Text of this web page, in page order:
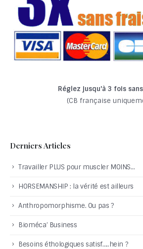
Réglez jusqu'à 3 fois
(CB française
Derniers Articles
Travailler PLUS pour muscler MOINS…
HORSEMANSHIP : la vérité est ailleurs
Anthropomorphisme. Ou pas ?
Bioméca’ Business
Besoins éthologiques satisf…..hein ?